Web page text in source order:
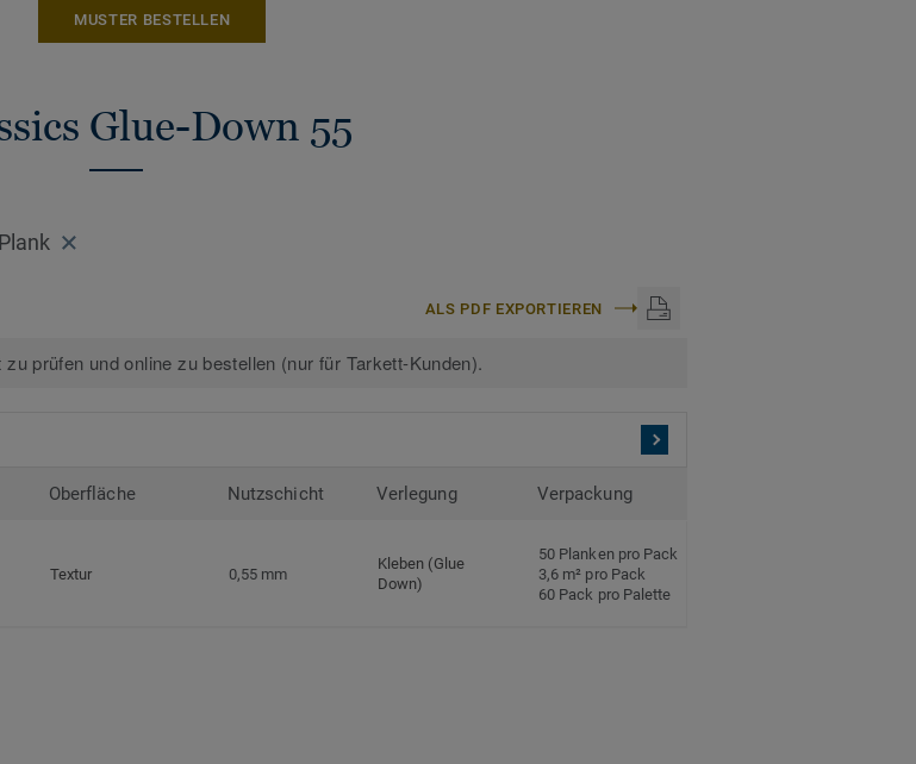
Erfahren Sie mehr über Tarkett Designböden.
MUSTER BESTELLEN
Glue-Down 55
ALS PDF EXPORTIEREN
prüfen und online zu bestellen (nur für Tarkett-Kunden).
Oberfläche Nutzschicht Verlegung Verpackung
Textur 0,55 mm
Kleben (Glue
Down)
50 Planken pro Pack
3,6 m² pro Pack
60 Pack pro Palette